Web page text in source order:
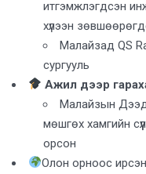
итгэмжлэгдсэн
хүлээн
Малайзад QS
сургууль
Ажил дээр
Малайзын
мөшгөх хамгийн
орсон
Олон орноос